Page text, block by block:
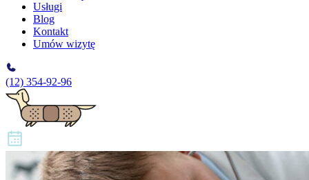
Usługi
Blog
Kontakt
Umów wizytę
(12) 354-92-96